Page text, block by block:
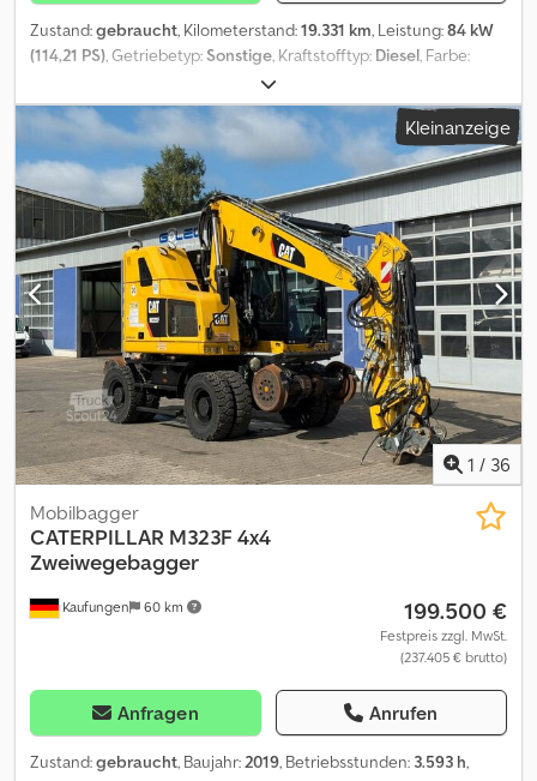
Zustand:gebraucht, Kilometerstand:19.331 km, Leistung:84 kW
(114,21 PS), Getriebetyp:Sonstige, Kraftstofftyp: Diesel, Farbe:
, Emissionsklasse:
Sonstige, Fahrerkabine:Sonstige, Kraftstoff:Diesel, Ausstattung:
Kabine, Traktionskontrolle
, Ansprechpartner Verkauf: Frank Rau /
Russian / English / German - Bachar Ibrahim / Arabic / English /
German - Zulassungsservice, HU/SP/UVV, Überführung zum Hafen
Grundfarbe: blau, Diesel Extras in der Ausstattung Cedpfx Aboym
Dygo Rerf Fahrbereit, Kabine, Preis auf Anfrage (Mobile),
Traktionskontrolle, Video Aufbautyp: Terex Fuchs MHL 320 2007
19330 St. Irrtümer vorbehalten.
Kleinanzeige
1 / 36
Kaufungen 60 km
Mobilbagger
CATERPILLAR M323F 4x4
Zweiwegebagger
199.500 €
Festpreis zzgl. MwSt.
(237.405 € brutto)
Anfragen Anrufen
Zustand:gebraucht, Baujahr:2019, Betriebsstunden: 3.593 h,